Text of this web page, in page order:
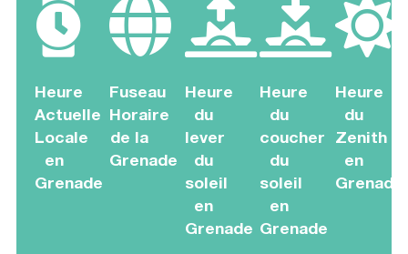
Heure
Actuelle
Locale
en
Grenade
Fuseau
Horaire
de la
Grenade
Heure
du
lever
du
soleil
en
Grenade
Heure
du
coucher
du
soleil
en
Grenade
Heure
du
Zenith
en
Grenade